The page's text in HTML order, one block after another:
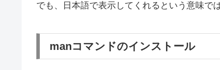
でも、日本語で表示してくれるという意味で
manコマンドのインストール